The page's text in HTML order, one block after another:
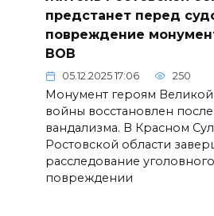
предстанет перед
повреждение
ВОВ
05.12.2025 17:06 250
Монумент героям
войны восстановлен после
вандализма. В Красном
Ростовской области
расследование
повреждении